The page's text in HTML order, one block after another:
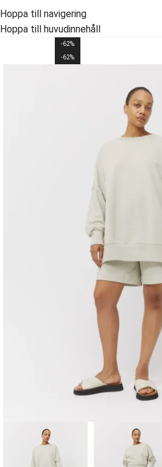
Hoppa till navigering
Hoppa till huvudinnehåll
-62%
-62%